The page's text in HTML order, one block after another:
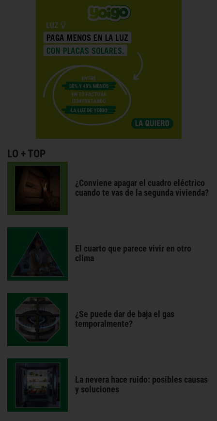
LO + TOP
¿Conviene apagar el cuadro eléctrico
cuando te vas de la segunda vivienda?
El cuarto que parece vivir en otro
clima
¿Se puede dar de baja el gas
temporalmente?
La nevera hace ruido: posibles causas
y soluciones